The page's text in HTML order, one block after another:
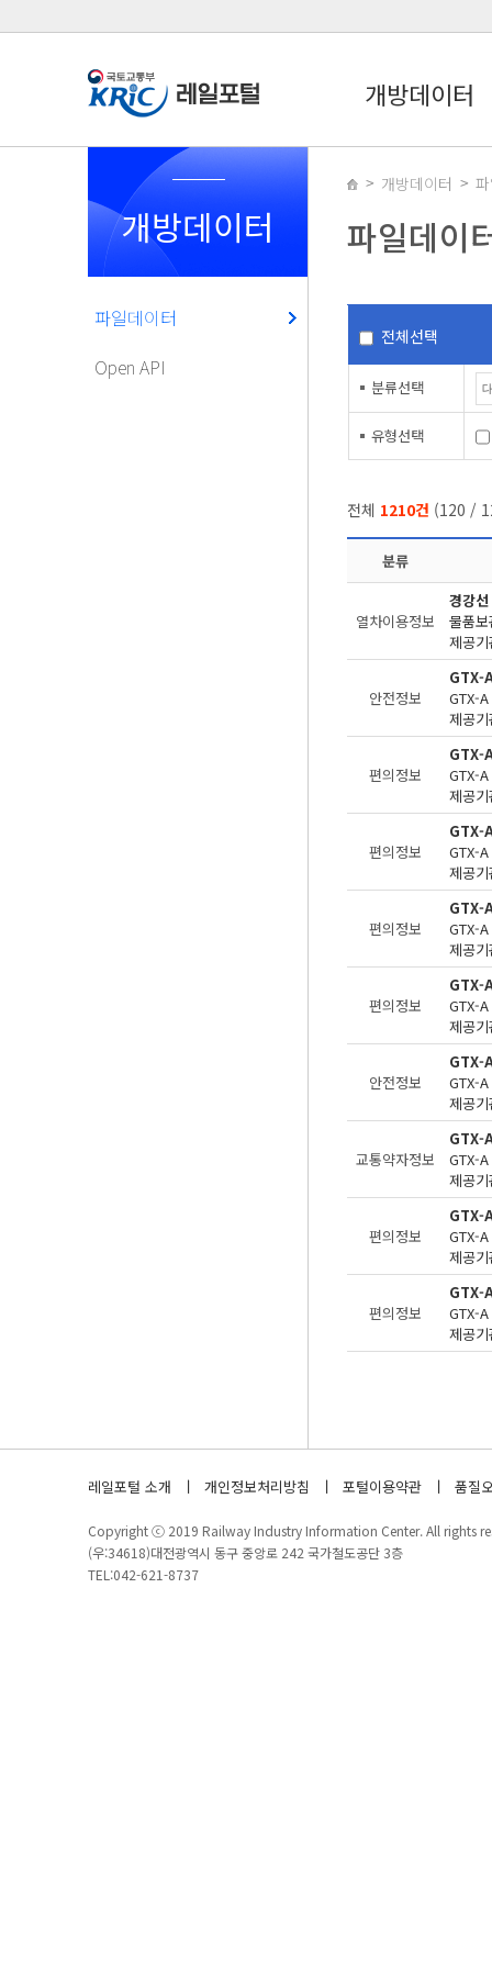
개방데이터
개방데이터
파일데이터
Open API
개방데이터
파일데이
전체선택
분류선택
유형선택
전체 1210건 (120 /
분류
열차이용정보
경강
물품
제공
안전정보
GTX-
제공
편의정보
GTX-
제공
편의정보
GTX-
제공
편의정보
GTX-
제공
편의정보
GTX-
제공
안전정보
GTX-
제공
교통약자정보
GTX-
제공
편의정보
GTX-
제공
편의정보
GTX-
제공
레일포털 소개 개인정보처리방침 포털이용약관 품질
Copyright ⓒ 2019 Railway Industry Information Center. All rights
(우:34618)대전광역시 동구 중앙로 242 국가철도공단 3층
TEL:042-621-8737